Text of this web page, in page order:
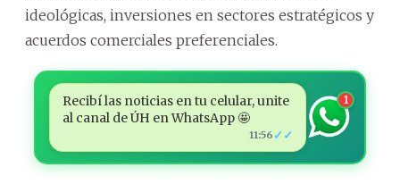
ideológicas, inversiones en sectores estratégicos y
acuerdos comerciales preferenciales.
Recibí las noticias en tu celular, unite
al canal de ÚH en WhatsApp 🤩
11:56 ✓✓
1